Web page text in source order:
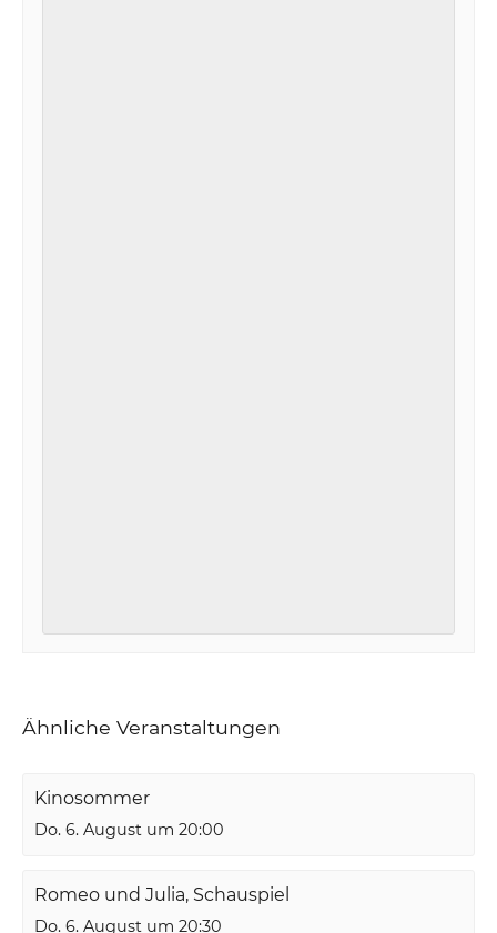
Ähnliche Veranstaltungen
Kinosommer
Do. 6. August um 20:00
Romeo und Julia, Schauspiel
Do. 6. August um 20:30